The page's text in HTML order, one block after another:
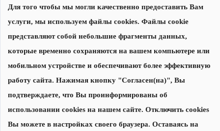
© 2026, Центр современной медицины
согласие на обработку
персональных данных
Сделано в
Запишитесь на прием
времени приема
Записаться на прием
Политикой конфиденциальностиидаю согласие на обработку
Для того чтобы мы могли качественно предоставить Вам
услуги, мы используем файлы cookies. Файлы cookie
представляют собой небольшие фрагменты данных,
которые временно сохраняются на вашем компьютере или
мобильном устройстве и обеспечивают более эффективную
работу сайта. Нажимая кнопку "Согласен(на)", Вы
подтверждаете, что Вы проинформированы об
использовании cookies на нашем сайте. Отключить cookies
Вы можете в настройках своего браузера. Оставаясь на